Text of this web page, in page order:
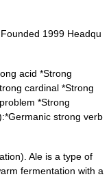
acid *Strong
cardinal *Strong
*Strong
strong verb
Ale is a type of
fermentation with a